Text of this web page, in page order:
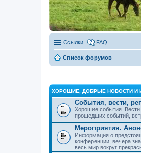
Ссылки FAQ
Список форумов
ХОРОШИЕ, ДОБРЫЕ НОВОСТИ И
События, вести,
Хорошие события. Вести
прошедших событий,
Мероприятия.
Информация о
конференции, вечера
весь мир вокруг